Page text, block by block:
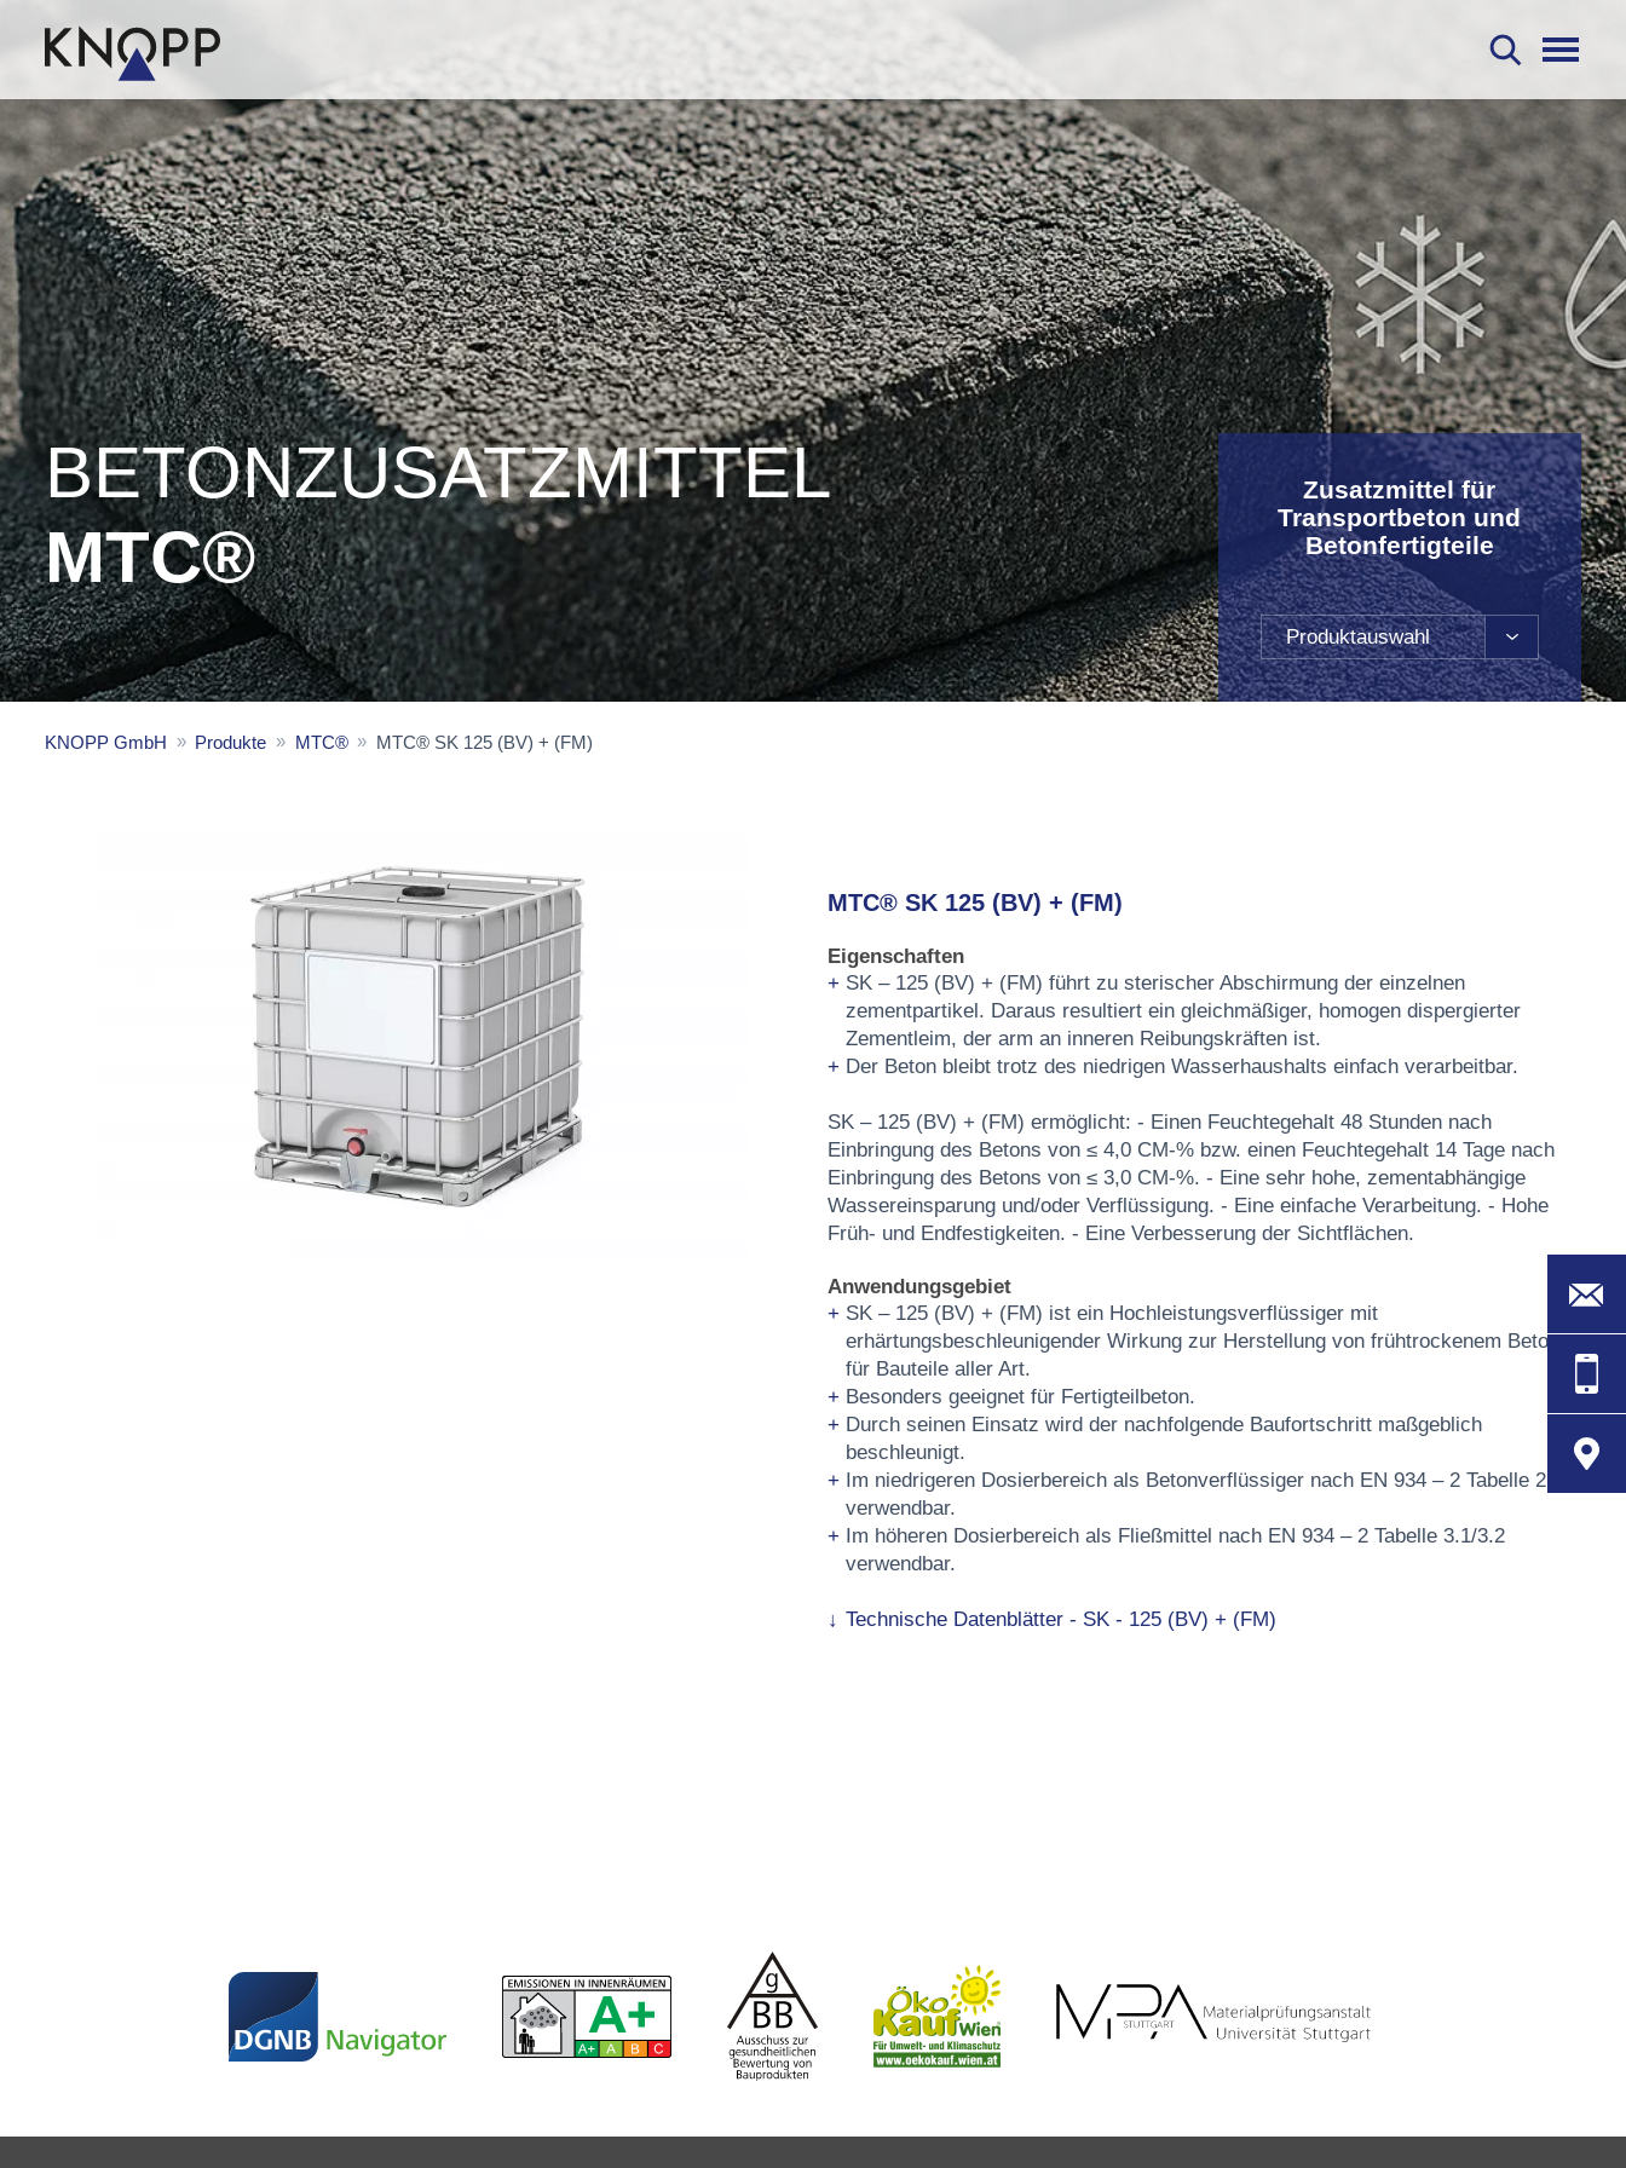
BETON­ZUSATZ­MITTEL
MTC®
Zusatzmittel für
Transportbeton und
Betonfertigteile
Produktauswahl
KNOPP GmbH Produkte MTC® MTC® SK 125 (BV) + (FM)
MTC® SK 125 (BV) + (FM)
Eigenschaften
SK – 125 (BV) + (FM) führt zu sterischer Abschirmung der einzelnen
zementpartikel. Daraus resultiert ein gleichmäßiger, homogen dispergierter
Zementleim, der arm an inneren Reibungskräften ist.
Der Beton bleibt trotz des niedrigen Wasserhaushalts einfach verarbeitbar.
SK – 125 (BV) + (FM) ermöglicht: - Einen Feuchtegehalt 48 Stunden nach
Einbringung des Betons von ≤ 4,0 CM-% bzw. einen Feuchtegehalt 14 Tage nach
Einbringung des Betons von ≤ 3,0 CM-%. - Eine sehr hohe, zementabhängige
Wassereinsparung und/oder Verflüssigung. - Eine einfache Verarbeitung. - Hohe
Früh- und Endfestigkeiten. - Eine Verbesserung der Sichtflächen.
Anwendungsgebiet
SK – 125 (BV) + (FM) ist ein Hochleistungsverflüssiger mit
erhärtungsbeschleunigender Wirkung zur Herstellung von frühtrockenem Beton
für Bauteile aller Art.
Besonders geeignet für Fertigteilbeton.
Durch seinen Einsatz wird der nachfolgende Baufortschritt maßgeblich
beschleunigt.
Im niedrigeren Dosierbereich als Betonverflüssiger nach EN 934 – 2 Tabelle 2
verwendbar.
Im höheren Dosierbereich als Fließmittel nach EN 934 – 2 Tabelle 3.1/3.2
verwendbar.
Technische Datenblätter - SK - 125 (BV) + (FM)